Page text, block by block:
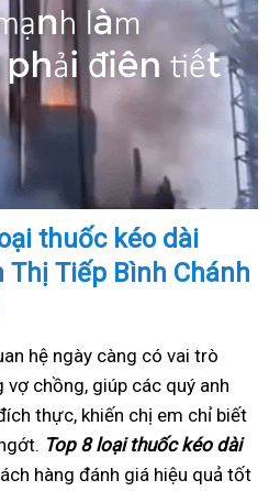
thuốc kéo dài
Tiếp Bình Chánh
hệ ngày càng có vai trò
chồng, giúp các quý anh
thực, khiến chị em chỉ biết
Top 8 loại thuốc kéo dài
hàng đánh giá hiệu quả tốt